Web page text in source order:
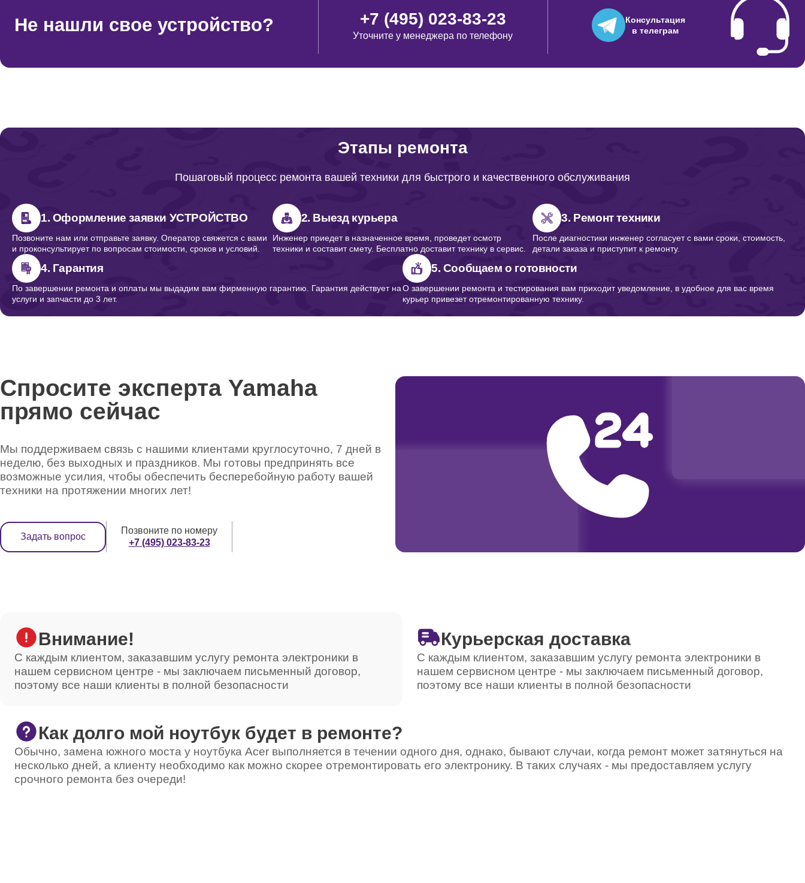
800
от 90 минут
Чистка от вирусов
Ремонт кнопок
от 60 минут
Калибровка тепловизора
от 120 минут
Ремонт S-Video порта
Ремонт VGA порта 500
600
Ремонт батареи 1600
Ремонт станции Airport
от 110 минут
от 100 минут
Ремонт DVI порта 450
Не нашли свое устройство? +7 (495) 023-83-23
Уточните у менеджера по телефону
Консультация
в телеграм
Этапы ремонта
Пошаговый процесс ремонта вашей техники для быстрого и качественного обслуживания
1. Оформление заявки УСТРОЙСТВО
Позвоните нам или отправьте заявку. Оператор свяжется с вами
и проконсультирует по вопросам стоимости, сроков и условий.
2. Выезд курьера
Инженер приедет в назначенное время, проведет осмотр
техники и составит смету. Бесплатно доставит технику в сервис.
3. Ремонт техники
После диагностики инженер согласует с вами сроки, стоимость,
детали заказа и приступит к ремонту.
4. Гарантия
По завершении ремонта и оплаты мы выдадим вам фирменную гарантию. Гарантия действует на
услуги и запчасти до 3 лет.
5. Сообщаем о готовности
О завершении ремонта и тестирования вам приходит уведомление, в удобное для вас время
курьер привезет отремонтированную технику.
Спросите эксперта Yamaha
прямо сейчас
Мы поддерживаем связь с нашими клиентами круглосуточно, 7 дней в
неделю, без выходных и праздников. Мы готовы предпринять все
возможные усилия, чтобы обеспечить бесперебойную работу вашей
техники на протяжении многих лет!
Задать вопрос
Позвоните по номеру
+7 (495) 023-83-23
Внимание!
С каждым клиентом, заказавшим услугу ремонта электроники в
нашем сервисном центре - мы заключаем письменный договор,
поэтому все наши клиенты в полной безопасности
Курьерская доставка
С каждым клиентом, заказавшим услугу ремонта электроники в
нашем сервисном центре - мы заключаем письменный договор,
поэтому все наши клиенты в полной безопасности
Как долго мой ноутбук будет в ремонте?
Обычно, замена южного моста у ноутбука Acer выполняется в течении одного дня, однако, бывают случаи, когда ремонт может затянуться на
несколько дней, а клиенту необходимо как можно скорее отремонтировать его электронику. В таких случаях - мы предоставляем услугу
срочного ремонта без очереди!